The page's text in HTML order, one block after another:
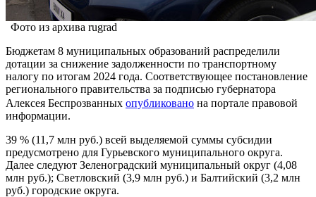
Фото из архива rugrad
Бюджетам 8 муниципальных образований распределили
дотации за снижение задолженности по транспортному
налогу по итогам 2024 года. Соответствующее постановление
регионального правительства за подписью губернатора
Алексея Беспрозванных опубликовано на портале правовой
информации.
39 % (11,7 млн руб.) всей выделяемой суммы субсидии
предусмотрено для Гурьевского муниципального округа.
Далее следуют Зеленоградский муниципальный округ (4,08
млн руб.); Светловский (3,9 млн руб.) и Балтийский (3,2 млн
руб.) городские округа.